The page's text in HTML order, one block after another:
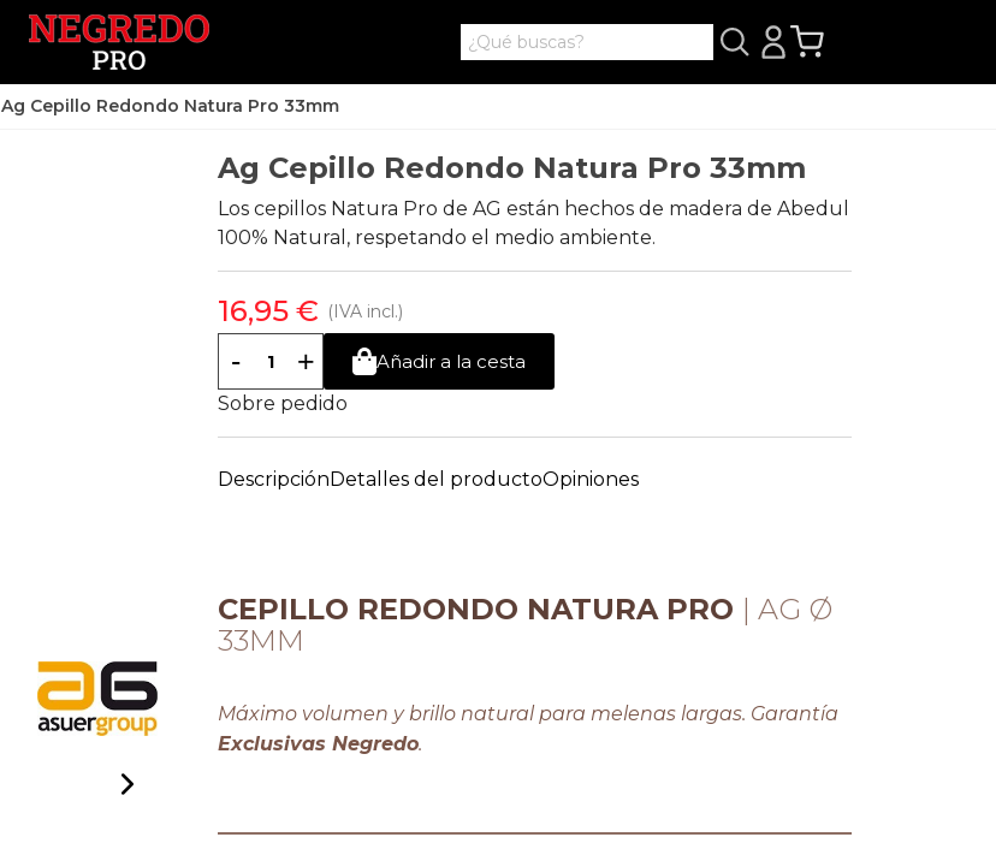
Ag Cepillo Redondo Natura Pro 33mm
Ag Cepillo Redondo Natura Pro 33mm
Los cepillos Natura Pro de AG están hechos de madera de Abedul
100% Natural, respetando el medio ambiente.
16,95 € (IVA incl.)
- +
Añadir a la cesta
Sobre pedido
DescripciónDetalles del productoOpiniones
CEPILLO REDONDO NATURA PRO | AG Ø
33MM
Máximo volumen y brillo natural para melenas largas. Garantía
Exclusivas Negredo.